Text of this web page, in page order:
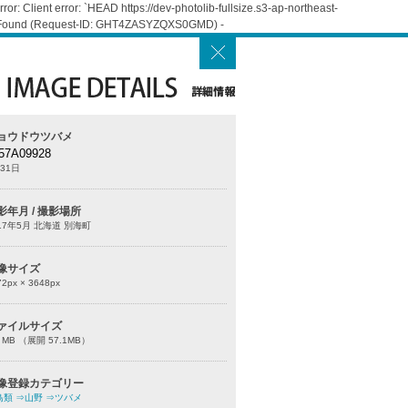
Client error: `HEAD https://dev-photolib-fullsize.s3-ap-northeast-
(Request-ID: GHT4ZASYZQXS0GMD) -
ウドウツバメ
日
年月 / 撮影場所
年5月 北海道 別海町
サイズ
px × 3648px
イルサイズ
（展開 57.1MB）
登録カテゴリー
類 ⇒山野 ⇒ツバメ